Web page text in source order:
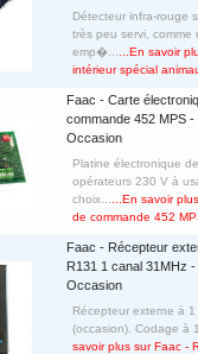
Détecteur infra-rouge
très peu servi, comme
emp�...
...En savoir
intérieur spécial
Faac - Carte
commande 452 MPS -
Occasion
Platine électronique
opérateurs 230 V à
choix...
...En savoir
de commande 452
Faac - Récepteur
R131 1 canal 31MHz -
Occasion
Récepteur externe à
(occasion). Codage à
savoir plus sur Faac -